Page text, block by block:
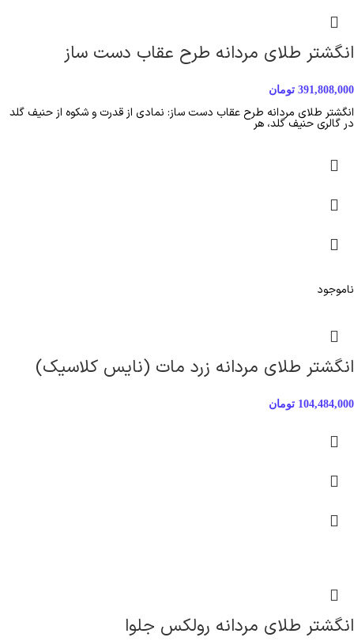
انگشتر طلای مردانه طرح عقاب دست ساز
391,808,000 تومان
انگشتر طلای مردانه طرح عقاب دست ساز: نمادی از قدرت و شکوه از حنیف گلد
در گالری حنیف گلد، هر
ناموجود
انگشتر طلای مردانه زرد مات (نایس کلاسیک)
104,484,000 تومان
انگشتر طلای مردانه رولکس جلوا